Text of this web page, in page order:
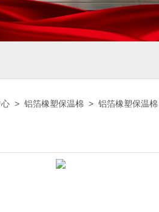
> 铝箔橡塑保温棉 > 铝箔橡塑保温棉